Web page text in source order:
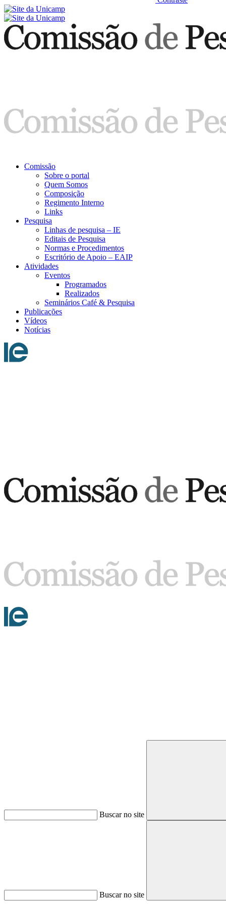
Comissão
Sobre o portal
Quem Somos
Composição
Regimento Interno
Links
Pesquisa
Linhas de pesquisa – IE
Editais de Pesquisa
Normas e Procedimentos
Escritório de Apoio – EAIP
Atividades
Eventos
Programados
Realizados
Seminários Café & Pesquisa
Publicações
Vídeos
Notícias
Buscar no site
Buscar no site